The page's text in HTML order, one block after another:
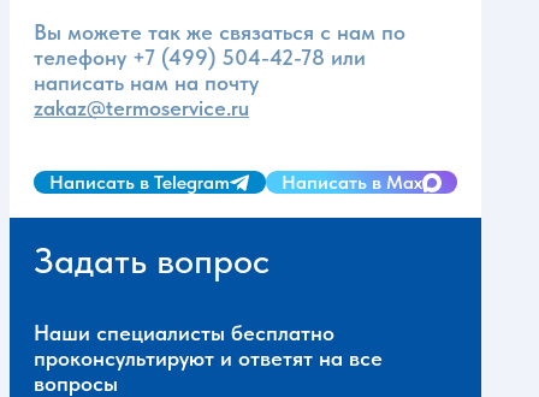
Вы можете так же связаться с нам по
телефону +7 (499) 504-42-78 или
написать нам на почту
zakaz@termoservice.ru
Написать в Telegram Написать в Max
Задать вопрос
Наши специалисты бесплатно
проконсультируют и ответят на все
вопросы